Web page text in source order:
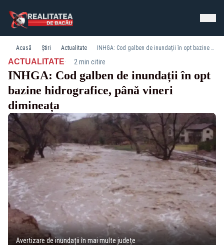
Acasă Știri Actualitate INHGA: Cod galben de inundații în opt bazine hidrografice, până vineri dimineața
ACTUALITATE· 2 min citire
INHGA: Cod galben de inundații în opt
bazine hidrografice, până vineri
dimineața
Avertizare de inundații în mai multe județe